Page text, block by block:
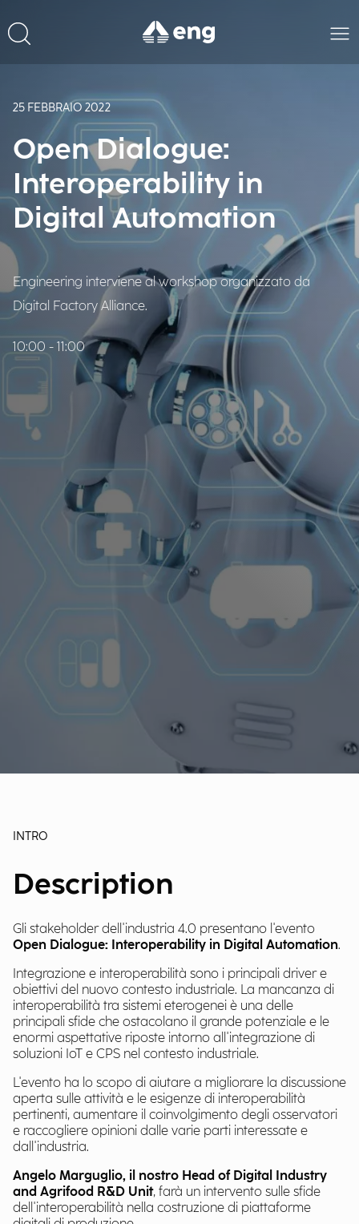
25 FEBBRAIO 2022
Open Dialogue:
Interoperability in
Digital Automation
Engineering interviene al workshop organizzato da
Digital Factory Alliance.
10:00 - 11:00
INTRO
Description
Gli stakeholder dell'industria 4.0 presentano l'evento
Open Dialogue: Interoperability in Digital Automation.
Integrazione e interoperabilità sono i principali driver e
obiettivi del nuovo contesto industriale. La mancanza di
interoperabilità tra sistemi eterogenei è una delle
principali sfide che ostacolano il grande potenziale e le
enormi aspettative riposte intorno all'integrazione di
soluzioni IoT e CPS nel contesto industriale.
L'evento ha lo scopo di aiutare a migliorare la discussione
aperta sulle attività e le esigenze di interoperabilità
pertinenti, aumentare il coinvolgimento degli osservatori
e raccogliere opinioni dalle varie parti interessate e
dall'industria.
Angelo Marguglio, il nostro Head of Digital Industry
and Agrifood R&D Unit, farà un intervento sulle sfide
dell'interoperabilità nella costruzione di piattaforme